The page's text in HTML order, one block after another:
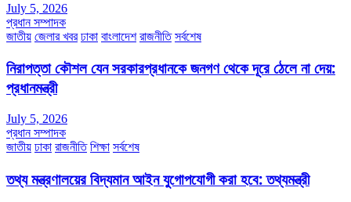
July 5, 2026
প্রধান সম্পাদক
জাতীয় জেলার খবর ঢাকা বাংলাদেশ রাজনীতি সর্বশেষ
নিরাপত্তা কৌশল যেন সরকারপ্রধানকে জনগণ থেকে দূরে ঠেলে না দেয়:
প্রধানমন্ত্রী
July 5, 2026
প্রধান সম্পাদক
জাতীয় ঢাকা রাজনীতি শিক্ষা সর্বশেষ
তথ্য মন্ত্রণালয়ের বিদ্যমান আইন যুগোপযোগী করা হবে: তথ্যমন্ত্রী